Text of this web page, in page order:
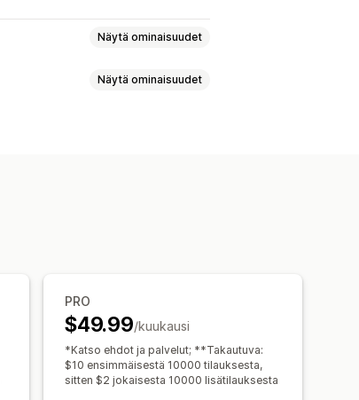
Näytä ominaisuudet
Näytä ominaisuudet
PRO
$49.99/kuukausi
*Katso ehdot ja palvelut; **Takautuva:
$10 ensimmäisestä 10000 tilauksesta,
sitten $2 jokaisesta 10000 lisätilauksesta